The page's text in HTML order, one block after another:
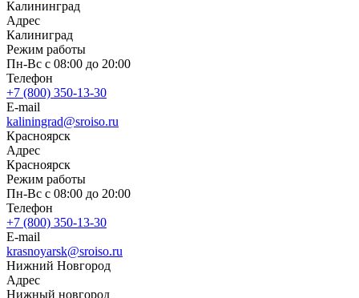
Калининград
Адрес
Калиниград
Режим работы
Пн-Вс с 08:00 до 20:00
Телефон
+7 (800) 350-13-30
E-mail
kaliningrad@sroiso.ru
Красноярск
Адрес
Красноярск
Режим работы
Пн-Вс с 08:00 до 20:00
Телефон
+7 (800) 350-13-30
E-mail
krasnoyarsk@sroiso.ru
Нижний Новгород
Адрес
Нижный новгород